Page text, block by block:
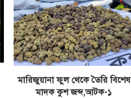
মারিজুয়ানা ফুল থেকে তৈরি বিশেষ
মাদক কুশ জব্দ,আটক-১